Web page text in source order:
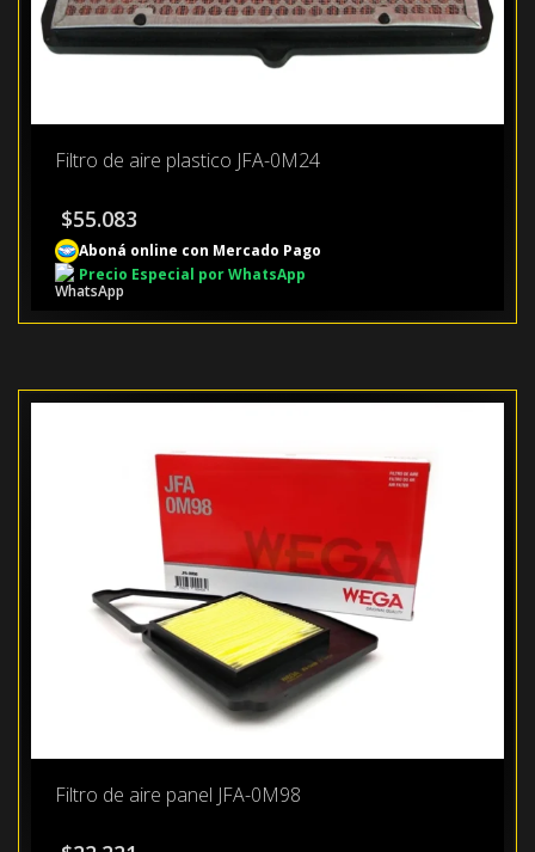
Filtro de aire plastico JFA-0M24
$55.083
Aboná online con Mercado Pago
Precio Especial por WhatsApp
Filtro de aire panel JFA-0M98